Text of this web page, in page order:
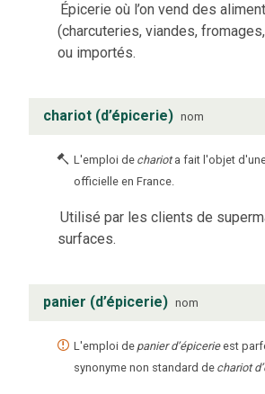
Épicerie où l’on vend des
(charcuteries, viandes,
ou importés.
chariot (d’épicerie) nom
L'emploi de chariot a fait l'objet
officielle en France.
Utilisé par les clients de
surfaces.
panier (d’épicerie) nom
L'emploi de panier d’épicerieest
synonyme non standard de chariot